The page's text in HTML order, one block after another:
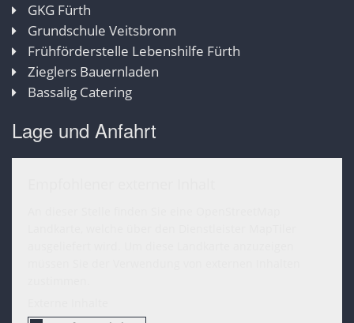
GKG Fürth
Grundschule Veitsbronn
Frühförderstelle Lebenshilfe Fürth
Zieglers Bauernladen
Bassalig Catering
Lage und Anfahrt